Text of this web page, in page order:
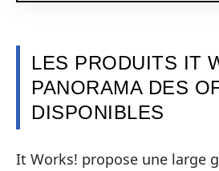
LES PRODUITS IT
PANORAMA DES
DISPONIBLES
It Works! propose une large